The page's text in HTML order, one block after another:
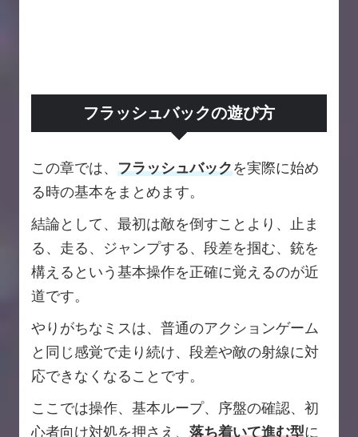
フラッシュバックの遊び方
この章では、 フラッシュバックを実際に始め
る時の基本をまとめます。
結論として、最初は敵を倒すことより、止ま
る、走る、ジャンプする、段差を掴む、銃を
構えるという基本操作を正確に覚えるのが近
道です。
やりがちなミスは、普通のアクションゲーム
と同じ感覚で走り続け、段差や敵の射線に対
応できなくなることです。
ここでは操作、基本ループ、序盤の確認、初
心者向け対処を押さえ、 落ち着いて進む型に